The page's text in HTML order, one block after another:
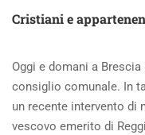
SI
A
TIMOR
EST
Cristiani e
Oggi e domani a
consiglio comunale. In
un recente intervento di
vescovo emerito di